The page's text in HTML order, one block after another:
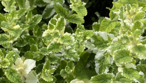
TUNNIPLAAN
JOOGA/PILATES
TERAAPIA
ÜRITUSED
TIIMIDELE
GALERII